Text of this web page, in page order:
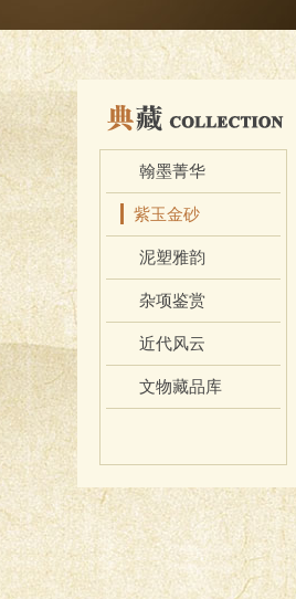
翰墨菁华
紫玉金砂
泥塑雅韵
杂项鉴赏
近代风云
文物藏品库